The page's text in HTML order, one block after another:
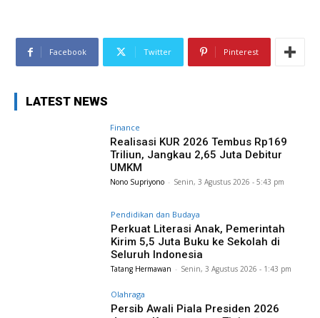
Facebook Twitter Pinterest
LATEST NEWS
Finance
Realisasi KUR 2026 Tembus Rp169
Triliun, Jangkau 2,65 Juta Debitur
UMKM
Nono Supriyono - Senin, 3 Agustus 2026 - 5:43 pm
Pendidikan dan Budaya
Perkuat Literasi Anak, Pemerintah
Kirim 5,5 Juta Buku ke Sekolah di
Seluruh Indonesia
Tatang Hermawan - Senin, 3 Agustus 2026 - 1:43 pm
Olahraga
Persib Awali Piala Presiden 2026